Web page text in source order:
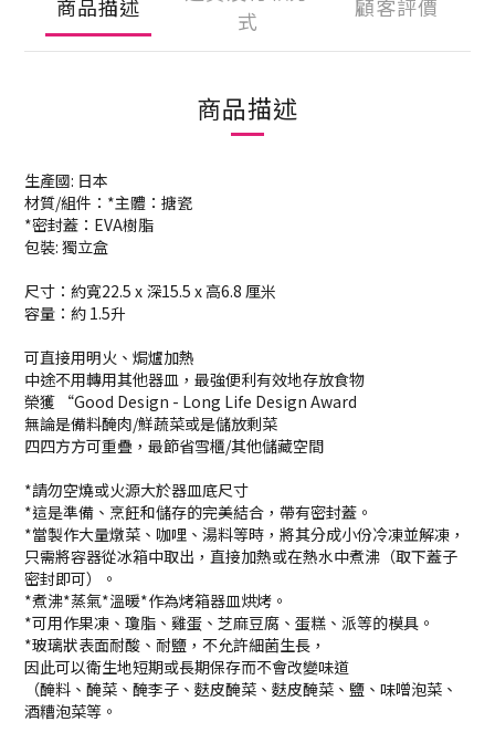
商品描述
式
顧客評價
商品描述
生產國: 日本
材質/組件：*主體：搪瓷
*密封蓋：EVA樹脂
包裝: 獨立盒
尺寸：約寬22.5 x 深15.5 x 高6.8 厘米
容量：約 1.5升
可直接用明火、焗爐加熱
中途不用轉用其他器皿，最強便利有效地存放食物
榮獲 “Good Design - Long Life Design Award
無論是備料醃肉/鮮蔬菜或是儲放剩菜
四四方方可重疊，最節省雪櫃/其他儲藏空間
*請勿空燒或火源大於器皿底尺寸
*這是準備、烹飪和儲存的完美結合，帶有密封蓋。
*當製作大量燉菜、咖哩、湯料等時，將其分成小份冷凍並解凍，
只需將容器從冰箱中取出，直接加熱或在熱水中煮沸（取下蓋子
密封即可）。
*煮沸*蒸氣*溫暖*作為烤箱器皿烘烤。
*可用作果凍、瓊脂、雞蛋、芝麻豆腐、蛋糕、派等的模具。
*玻璃狀表面耐酸、耐鹽，不允許細菌生長，
因此可以衛生地短期或長期保存而不會改變味道
（醃料、醃菜、醃李子、麩皮醃菜、麩皮醃菜、鹽、味噌泡菜、
酒糟泡菜等。